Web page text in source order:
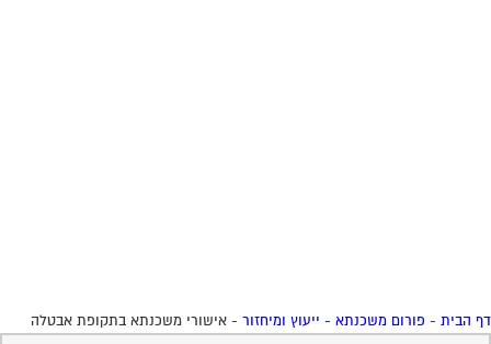
הבית- פורום משכנתא - ייעוץ ומיחזור- אישורי משכנתא בתקופת אבטלה